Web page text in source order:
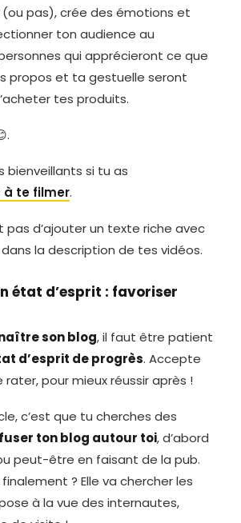
pas), crée des émotions et
ton audience au
qui apprécieront ce que
propos et ta gestuelle seront
tes produits.
bienveillants si tu as
te filmer.
pas d’ajouter un texte riche avec
la description de tes vidéos.
état d’esprit : favoriser
son blog, il faut être patient
d’esprit de progrès. Accepte
pour mieux réussir après !
c’est que tu cherches des
ton blog autour toi, d’abord
peut-être en faisant de la pub.
? Elle va chercher les
à la vue des internautes,